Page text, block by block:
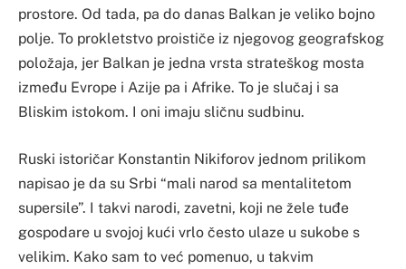
prostore. Od tada, pa do danas Balkan je veliko bojno
polje. To prokletstvo proističe iz njegovog geografskog
položaja, jer Balkan je jedna vrsta strateškog mosta
između Evrope i Azije pa i Afrike. To je slučaj i sa
Bliskim istokom. I oni imaju sličnu sudbinu.
Ruski istoričar Konstantin Nikiforov jednom prilikom
napisao je da su Srbi “mali narod sa mentalitetom
supersile”. I takvi narodi, zavetni, koji ne žele tuđe
gospodare u svojoj kući vrlo često ulaze u sukobe s
velikim. Kako sam to već pomenuo, u takvim